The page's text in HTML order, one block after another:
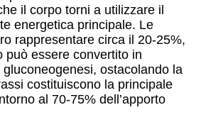
il corpo torni a utilizzare il
energetica principale. Le
rappresentare circa il 20-25%,
può essere convertito in
ostacolando la
costituiscono la principale
al 70-75% dell’apporto